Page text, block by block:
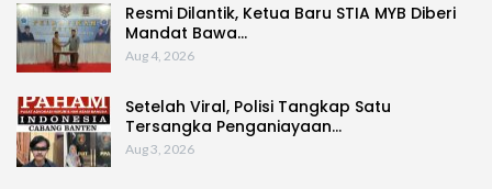
Resmi Dilantik, Ketua Baru STIA MYB Diberi
Mandat Bawa…
Aug 4, 2026
Setelah Viral, Polisi Tangkap Satu
Tersangka Penganiayaan…
Aug 3, 2026